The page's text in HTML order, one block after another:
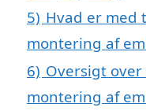
5) Hvad er med
montering af
6) Oversigt
montering af